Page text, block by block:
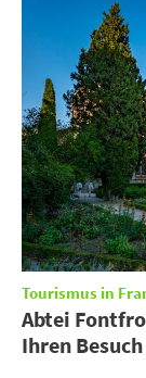
Tourismus in
Abtei
Ihren Besuch